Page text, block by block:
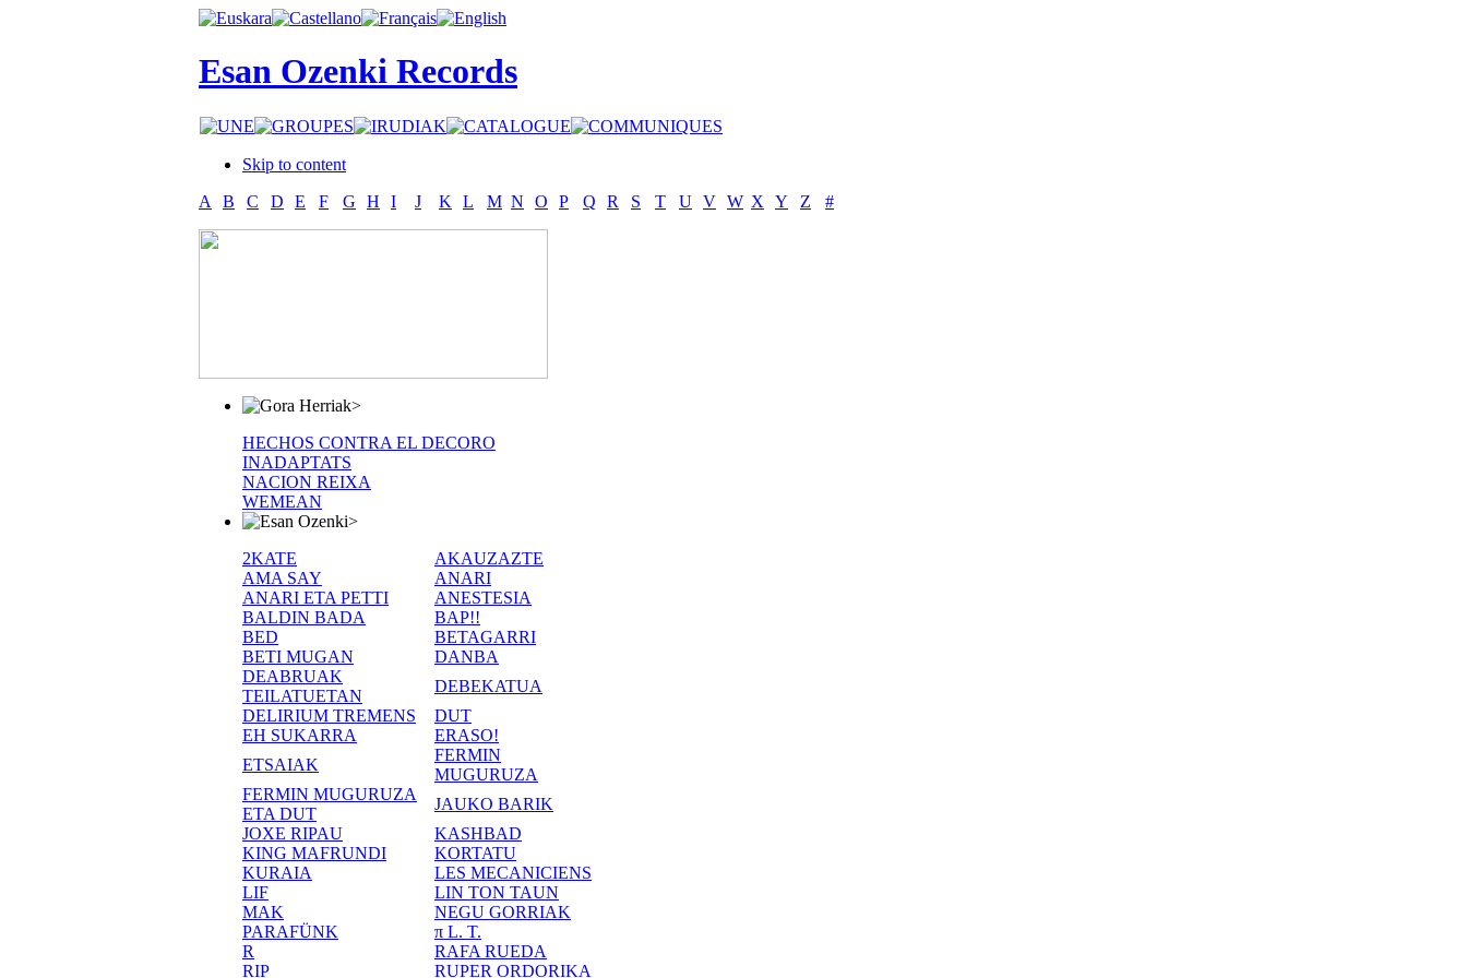
Esan Ozenki Records
Skip to content
A
B C D E F G H I J K L M N O P Q R S T U V W X Y Z #
>
HECHOS CONTRA EL DECORO
INADAPTATS
NACION REIXA
WEMEAN
>
2KATE
AKAUZAZTE
AMA SAY
ANARI
ANARI ETA PETTI
ANESTESIA
BALDIN BADA
BAP!!
BED
BETAGARRI
BETI MUGAN
DANBA
DEABRUAK
TEILATUETAN
DEBEKATUA
DELIRIUM TREMENS
DUT
EH SUKARRA
ERASO!
ETSAIAK
FERMIN
MUGURUZA
FERMIN MUGURUZA
ETA DUT
JAUKO BARIK
JOXE RIPAU
KASHBAD
KING MAFRUNDI
KORTATU
KURAIA
LES MECANICIENS
LIF
LIN TON TAUN
MAK
NEGU GORRIAK
PARAFÜNK
π L. T.
R
RAFA RUEDA
RIP
RUPER ORDORIKA